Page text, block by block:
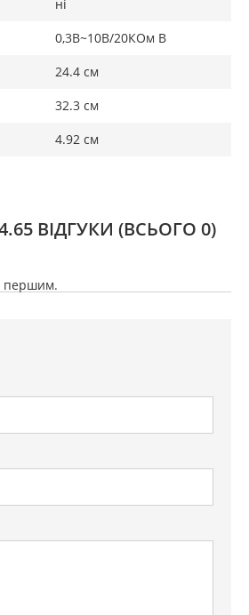
25Ax2;
підключення;
індикатор (зелений), індикатор
ні
0,3В~10В/20КОм В
24.4 см
32.3 см
4.92 см
ВІДГУКИ (ВСЬОГО 0)
першим.